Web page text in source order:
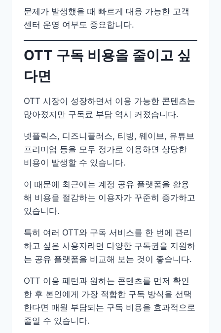
문제가 발생했을 때 빠르게 대응 가능한 고객
센터 운영 여부도 중요합니다.
OTT 구독 비용을 줄이고 싶
다면
OTT 시장이 성장하면서 이용 가능한 콘텐츠는
많아졌지만 구독료 부담 역시 커졌습니다.
넷플릭스, 디즈니플러스, 티빙, 웨이브, 유튜브
프리미엄 등을 모두 정가로 이용하면 상당한
비용이 발생할 수 있습니다.
이 때문에 최근에는 계정 공유 플랫폼을 활용
해 비용을 절감하는 이용자가 꾸준히 증가하고
있습니다.
특히 여러 OTT와 구독 서비스를 한 번에 관리
하고 싶은 사용자라면 다양한 구독권을 지원하
는 공유 플랫폼을 비교해 보는 것이 좋습니다.
OTT 이용 패턴과 원하는 콘텐츠를 먼저 확인
한 후 본인에게 가장 적합한 구독 방식을 선택
한다면 매월 부담되는 구독 비용을 효과적으로
줄일 수 있습니다.